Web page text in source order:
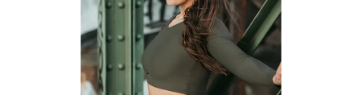
hvězdiček.